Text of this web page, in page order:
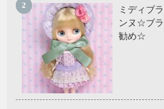
ミディブ
ンヌ☆ブ
勧め☆